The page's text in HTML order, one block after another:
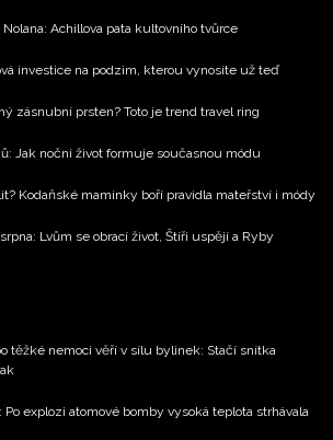
Achillova pata kultovního tvůrce
investice na podzim, kterou vynosíte už teď
zásnubní prsten? Toto je trend travel ring
Jak noční život formuje současnou módu
Kodaňské maminky boří pravidla mateřství i módy
Lvům se obrací život, Štíři uspějí a Ryby
těžké nemoci věří v sílu bylinek: Stačí snítka
explozi atomové bomby vysoká teplota strhávala